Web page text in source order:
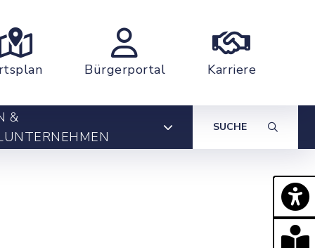
Bürgerportal Karriere
&
SUCHE